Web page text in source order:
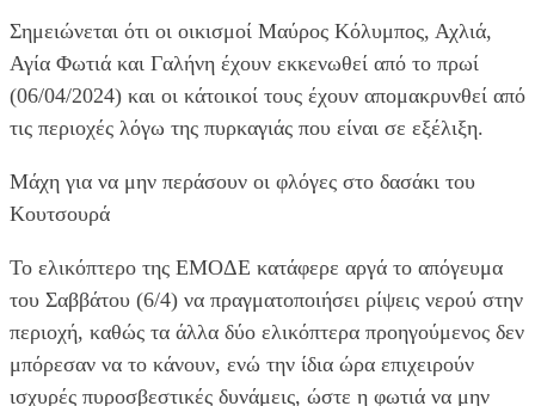
Σημειώνεται ότι οι οικισμοί Μαύρος Κόλυμπος, Αχλιά,
Αγία Φωτιά και Γαλήνη έχουν εκκενωθεί από το πρωί
(06/04/2024) και οι κάτοικοί τους έχουν απομακρυνθεί από
τις περιοχές λόγω της πυρκαγιάς που είναι σε εξέλιξη.
Μάχη για να μην περάσουν οι φλόγες στο δασάκι του
Κουτσουρά
Το ελικόπτερο της ΕΜΟΔΕ κατάφερε αργά το απόγευμα
του Σαββάτου (6/4) να πραγματοποιήσει ρίψεις νερού στην
περιοχή, καθώς τα άλλα δύο ελικόπτερα προηγούμενος δεν
μπόρεσαν να το κάνουν, ενώ την ίδια ώρα επιχειρούν
ισχυρές πυροσβεστικές δυνάμεις, ώστε η φωτιά να μην